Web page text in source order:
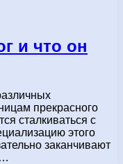
и что он
прекрасного
сталкиваться с
этого
заканчивают